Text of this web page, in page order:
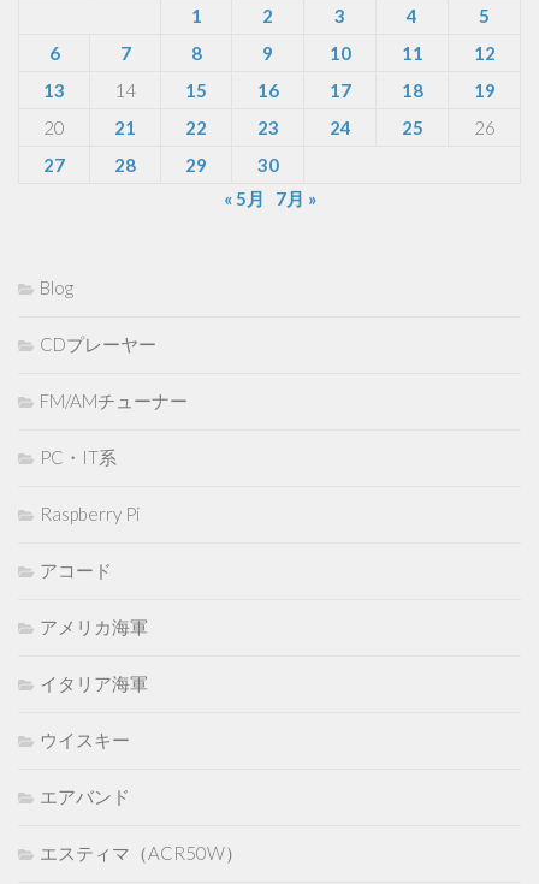
1
2 3 4
5
6
7 8 9 10 11
12
13
14 15 16 17 18
19
20
21 22 23 24 25
26
27
28 29
30
« 5月
7月 »
Blog
CDプレーヤー
FM/AMチューナー
PC・IT系
Raspberry Pi
アコード
アメリカ海軍
イタリア海軍
ウイスキー
エアバンド
エスティマ（ACR50W）